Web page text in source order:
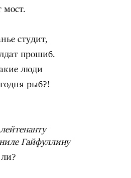
мост.
студит,
прошиб.
люди
рыб?!
Гайфуллину